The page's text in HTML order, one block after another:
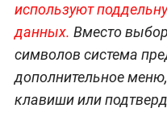
используют
данных. Вместо
символов система
дополнительное
клавиши или